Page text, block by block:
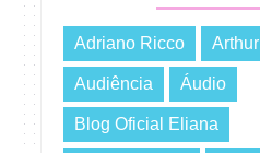
Adriano Ricco Arthur
Audiência Áudio
Blog Oficial Eliana